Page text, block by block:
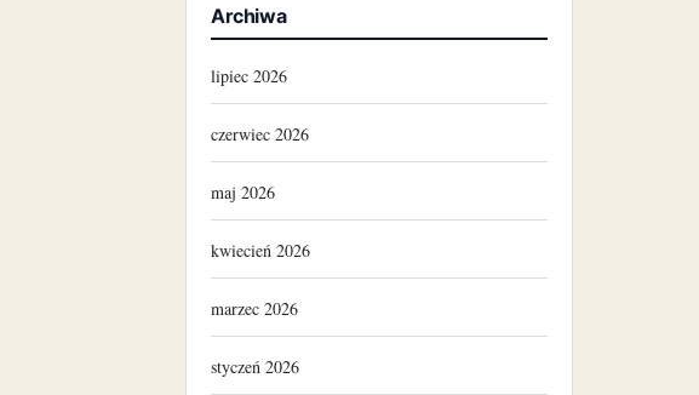
Archiwa
lipiec 2026
czerwiec 2026
maj 2026
kwiecień 2026
marzec 2026
styczeń 2026